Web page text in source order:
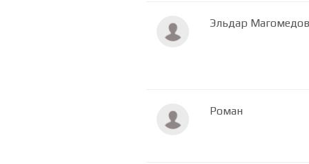
Эльдар Магомедов
Роман